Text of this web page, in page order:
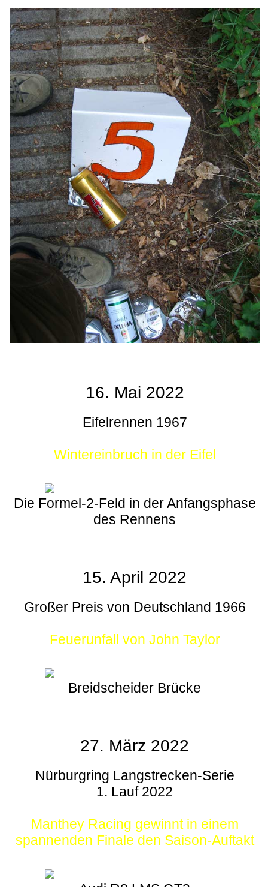
16. Mai 2022
Eifelrennen 1967
Wintereinbruch in der Eifel
Die Formel-2-Feld in der Anfangsphase
des Rennens
15. April 2022
Großer Preis von Deutschland 1966
Feuerunfall von John Taylor
Breidscheider Brücke
27. März 2022
Nürburgring Langstrecken-Serie
1. Lauf 2022
Manthey Racing gewinnt in einem
spannenden Finale den Saison-Auftakt